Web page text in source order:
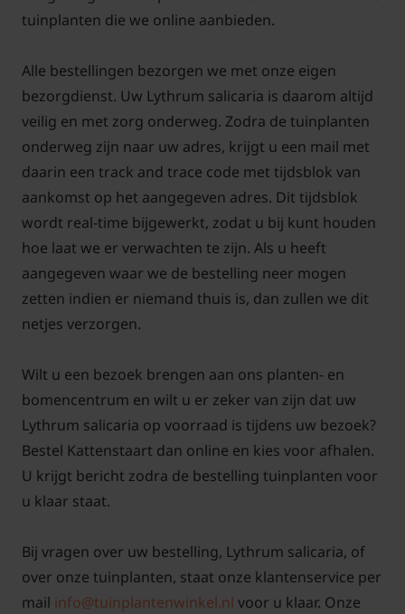
dan wordt deze altijd in pot geleverd. Dit betekent
dat de Grote Kattenstaart al een goed wortelgestel
ontwikkeld heeft en het beste aangeplant kan
worden in het voorjaar en in de zomermaanden. Let
er dan wel op dat de planten bij warme en droge
periodes voldoende extra water krijgen. De wortels
van de Grote Kattenstaart zijn dan nog niet
voldoende ontwikkeld om voldoende vocht uit de
bodem te zuigen.
Veelgestelde vragen over Lythrum
salicaria:
Is Lythrum vaste plant?
Lythrum salicaria is inderdaad een vaste plant. Dat
betekent dat het een meerjarige, kruidachtige plant
jaar vormen ze boven de grond opnieuw stengels,
bladeren en bloemen.
tuinplanten die we online aanbieden.
Alle bestellingen bezorgen we met onze eigen
bezorgdienst. Uw Lythrum salicaria is daarom altijd
veilig en met zorg onderweg. Zodra de tuinplanten
onderweg zijn naar uw adres, krijgt u een mail met
daarin een track and trace code met tijdsblok van
aankomst op het aangegeven adres. Dit tijdsblok
wordt real-time bijgewerkt, zodat u bij kunt houden
hoe laat we er verwachten te zijn. Als u heeft
aangegeven waar we de bestelling neer mogen
zetten indien er niemand thuis is, dan zullen we dit
netjes verzorgen.
Wilt u een bezoek brengen aan ons planten- en
bomencentrum en wilt u er zeker van zijn dat uw
Lythrum salicaria op voorraad is tijdens uw bezoek?
Bestel Kattenstaart dan online en kies voor afhalen.
U krijgt bericht zodra de bestelling tuinplanten voor
u klaar staat.
Bij vragen over uw bestelling, Lythrum salicaria, of
over onze tuinplanten, staat onze klantenservice per
mail info@tuinplantenwinkel.nl voor u klaar. Onze